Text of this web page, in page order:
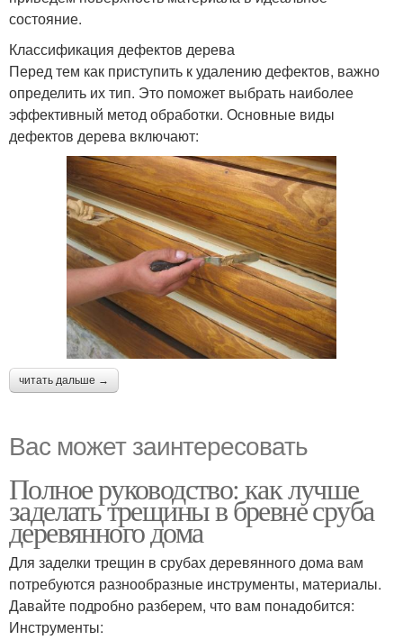
состояние.
Классификация дефектов дерева
Перед тем как приступить к удалению дефектов, важно
определить их тип. Это поможет выбрать наиболее
эффективный метод обработки. Основные виды
дефектов дерева включают:
читать дальше →
Вас может заинтересовать
Полное руководство: как лучше
заделать трещины в бревне сруба
деревянного дома
Для заделки трещин в срубах деревянного дома вам
потребуются разнообразные инструменты, материалы.
Давайте подробно разберем, что вам понадобится:
Инструменты: